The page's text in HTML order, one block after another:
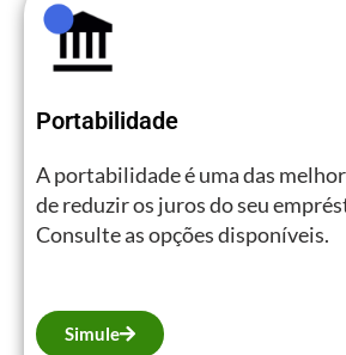
Portabilidade
A portabilidade é uma das
de reduzir os juros do seu
Consulte as opções disponíveis.
Simule